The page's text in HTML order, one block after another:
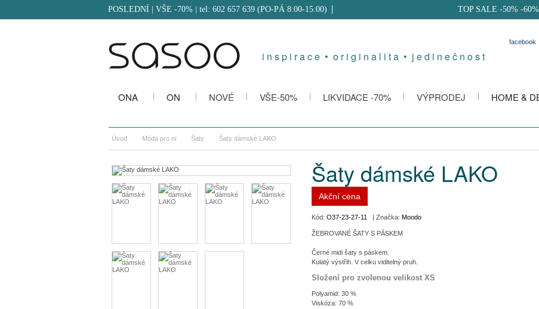
i n s p i r a c e • o r i g i n a l i t a • j e d i n e č n o s t
POSLEDNÍ | VŠE -70%| tel: 602 657 639 (PO-PÁ 8:00-15:00) TOP SALE -50% -
facebook
ONA ON NOVÉ VŠE-50% LIKVIDACE -70% VÝPRODEJ HOME &
Úvod Móda pro ni Šaty Šaty dámské LAKO
Šaty dámské LAKO
Akční cena
Kód: O37-23-27-11 | Značka: Moodo
ŽEBROVANÉ ŠATY S PÁSKEM
Černé midi šaty s páskem.
Kulatý výstřih. V celku viditelný pruh.
Složení pro zvolenou velikost XS
Polyamid: 30 %
Viskóza: 70 %